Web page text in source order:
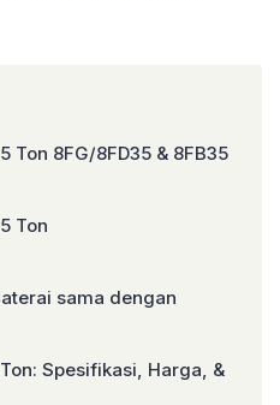
jagung, hingga pabrik
hasil tani mulai beralih
Ton 8FG/8FD35 & 8FB35
Ton
sama dengan
Spesifikasi, Harga, &